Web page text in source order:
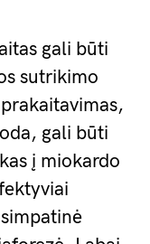
gali būti
sutrikimo
gali būti
į miokardo